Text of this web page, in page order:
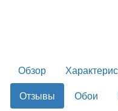
Обзор
Отзывы
Обои